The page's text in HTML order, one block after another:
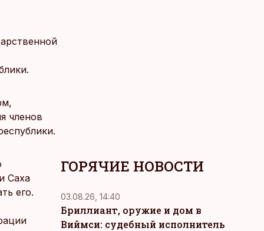
членов
Саха
его.
ГОРЯЧИЕ НОВОСТИ
03.08.26, 14:40
Бриллиант, оружие и дом в
Виймси: судебный исполнитель